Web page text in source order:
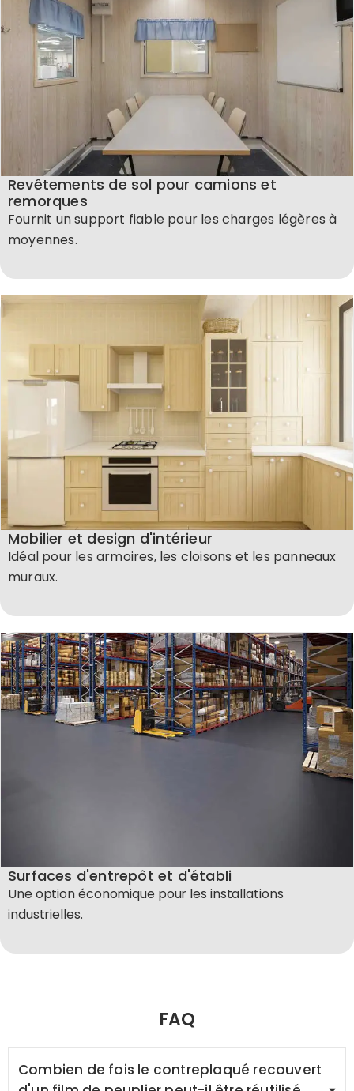
Revêtements de sol pour camions et
remorques
Fournit un support fiable pour les charges légères à
moyennes.
Mobilier et design d'intérieur
Idéal pour les armoires, les cloisons et les panneaux
muraux.
Surfaces d'entrepôt et d'établi
Une option économique pour les installations
industrielles.
FAQ
Combien de fois le contreplaqué recouvert